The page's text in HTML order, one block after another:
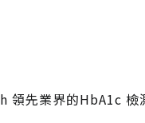
先業界的HbA1c 檢